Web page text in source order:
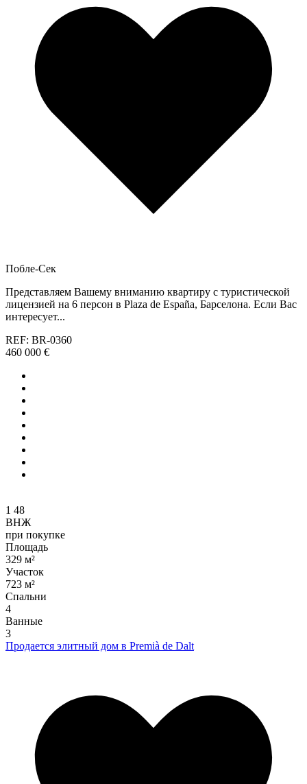
Побле-Сек
Представляем Вашему вниманию квартиру с туристической
лицензией на 6 персон в Plaza de España, Барселона. Если Вас
интересует...
REF: BR-0360
460 000 €
1 48
ВНЖ
при покупке
Площадь
329 м²
Участок
723 м²
Спальни
4
Ванные
3
Продается элитный дом в Premià de Dalt